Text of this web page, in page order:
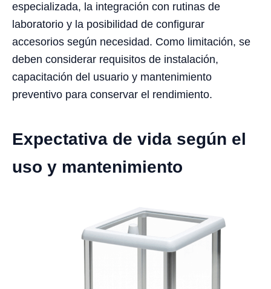
especializada, la integración con rutinas de
laboratorio y la posibilidad de configurar
accesorios según necesidad. Como limitación, se
deben considerar requisitos de instalación,
capacitación del usuario y mantenimiento
preventivo para conservar el rendimiento.
Expectativa de vida según el
uso y mantenimiento